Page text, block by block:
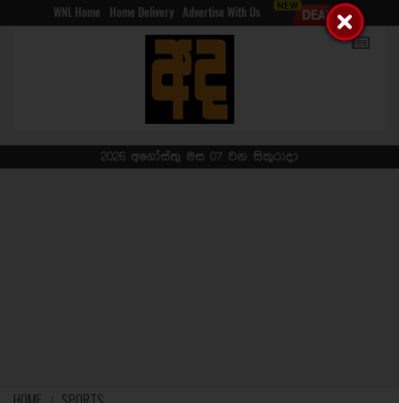
WNL Home Home Delivery Advertise With Us
2026 අගෝස්තු මස 07 වන සිකුරාදා